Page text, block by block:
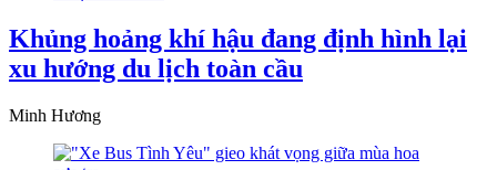
Khủng hoảng khí hậu đang định hình lại
xu hướng du lịch toàn cầu
Minh Hương